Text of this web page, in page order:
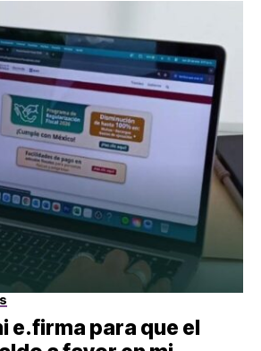
e.firma para que el